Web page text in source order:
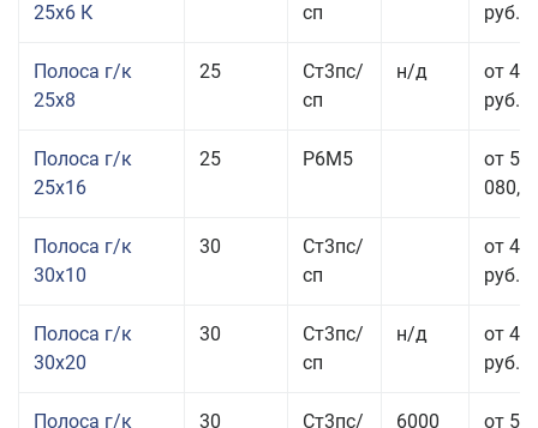
25x6 К
сп
руб.
Полоса г/к
25x8
25
Ст3пс/
сп
н/д
от 44
руб.
Полоса г/к
25x16
25 Р6М5
от
Полоса г/к
30x10
30
Ст3пс/
сп
от 46
руб.
Полоса г/к
30x20
30
Ст3пс/
сп
н/д
от 44
руб.
Полоса г/к 30 Ст3пс/ 6000 от 50